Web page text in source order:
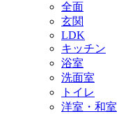
全面
玄関
LDK
キッチン
浴室
洗面室
トイレ
洋室・和室